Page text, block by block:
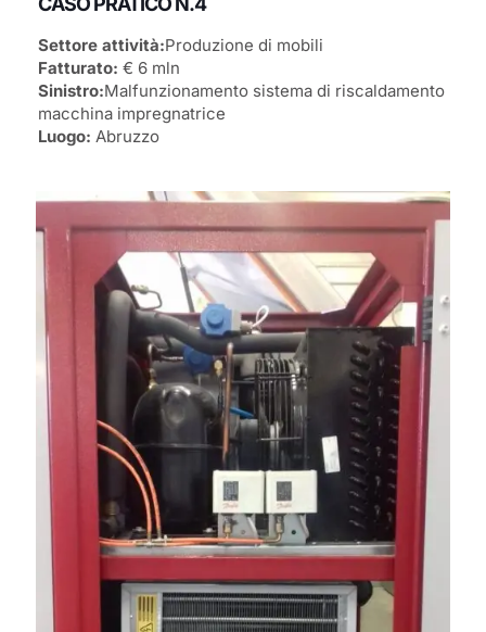
Settore attività:Produzione di mobili
Fatturato: € 6 mln
Sinistro:Malfunzionamento sistema di riscaldamento
macchina impregnatrice
Luogo: Abruzzo